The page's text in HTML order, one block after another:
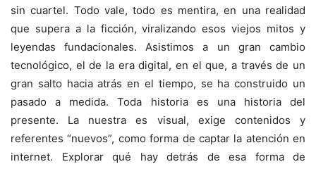
sin cuartel. Todo vale, todo es mentira, en una realidad
que supera a la ficción, viralizando esos viejos mitos y
leyendas fundacionales. Asistimos a un gran cambio
tecnológico, el de la era digital, en el que, a través de un
gran salto hacia atrás en el tiempo, se ha construido un
pasado a medida. Toda historia es una historia del
presente. La nuestra es visual, exige contenidos y
referentes “nuevos”, como forma de captar la atención en
internet. Explorar qué hay detrás de esa forma de